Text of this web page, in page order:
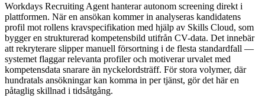
Workdays Recruiting Agent hanterar autonom screening direkt i
plattformen. När en ansökan kommer in analyseras kandidatens
profil mot rollens kravspecifikation med hjälp av Skills Cloud, som
bygger en strukturerad kompetensbild utifrån CV-data. Det innebär
att rekryterare slipper manuell försortning i de flesta standardfall —
systemet flaggar relevanta profiler och motiverar urvalet med
kompetensdata snarare än nyckelordsträff. För stora volymer, där
hundratals ansökningar kan komma in per tjänst, gör det här en
påtaglig skillnad i tidsåtgång.